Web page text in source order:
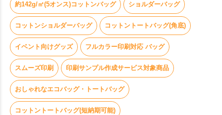
約142g/㎡(5オンス)コットンバッグ ショルダーバッグ
コットンショルダーバッグ コットントートバッグ(角底)
イベント向けグッズ フルカラー印刷対応 バッグ
スムーズ印刷 印刷サンプル作成サービス対象商品
おしゃれなエコバッグ・トートバッグ
コットントートバッグ(短納期可能)